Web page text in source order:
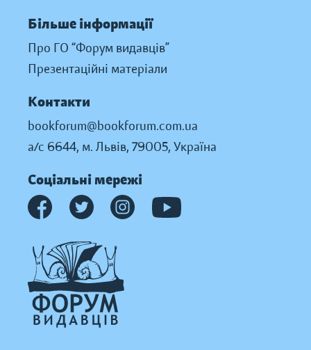
Більше інформації
Про ГО “Форум видавців”
Презентаційні матеріали
Контакти
bookforum@bookforum.com.ua
а/с 6644, м. Львів, 79005, Україна
Соціальні мережі